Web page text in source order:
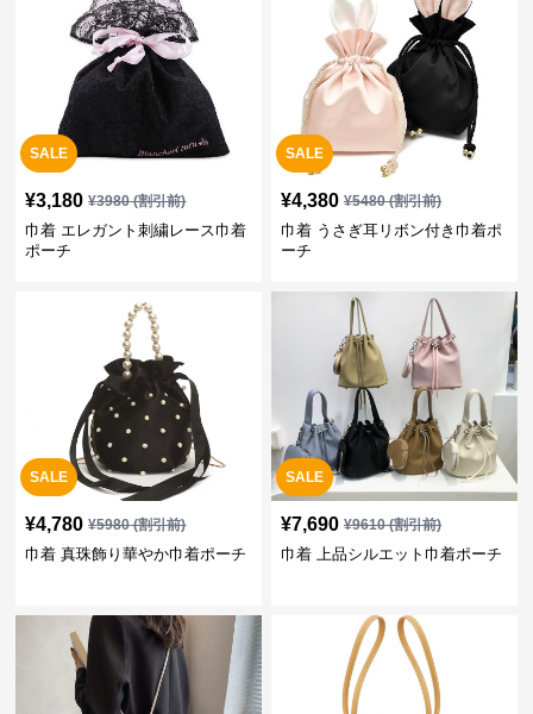
SALE
¥3,180 ¥3980(割引前)
巾着 エレガント刺繍レース巾着
ポーチ
SALE
¥4,380 ¥5480(割引前)
巾着 うさぎ耳リボン付き巾着ポ
ーチ
SALE
¥4,780 ¥5980(割引前)
巾着 真珠飾り華やか巾着ポーチ
SALE
¥7,690 ¥9610(割引前)
巾着 上品シルエット巾着ポーチ